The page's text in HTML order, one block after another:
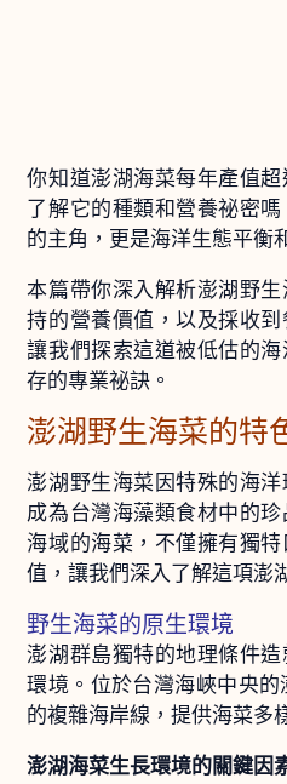
你知道澎湖海菜每年產值
了解它的種類和營養祕密
的主角，更是海洋生態平衡
本篇帶你深入解析澎湖野
持的營養價值，以及採收
讓我們探索這道被低估的
存的專業祕訣。
澎湖野生海菜的特
澎湖野生海菜因特殊的海
成為台灣海藻類食材中的
海域的海菜，不僅擁有獨
值，讓我們深入了解這項澎
野生海菜的原生環境
澎湖群島獨特的地理條件
環境。位於台灣海峽中央
的複雜海岸線，提供海菜多
澎湖海菜生長環境的關鍵因